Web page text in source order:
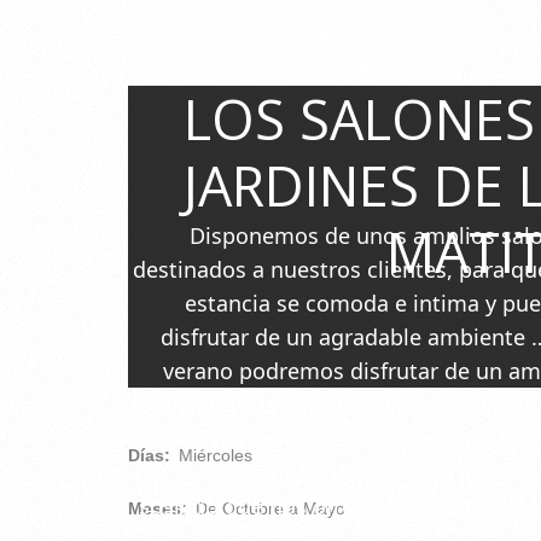
Matita (Collado Hermoso)
LOS
JARDINES DE
Disponemos de unos amplios
destinados a nuestros clientes, para
estancia se comoda e intima y
disfrutar de un agradable ambiente
verano podremos disfrutar de un
sosiego que nos ofrece este maravillo
Días: Miércoles
Meses: De Octubre a Mayo